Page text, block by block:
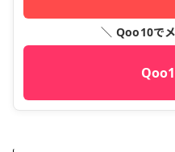
＼ Qoo10で